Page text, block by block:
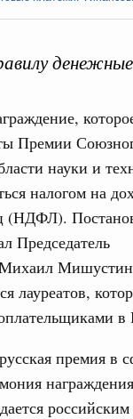
Премии
науки и
налогом на
(НДФЛ).
Председатель
Михаил
лауреатов,
премия в
среда
тыс.
Фонда
территорий.
по
в